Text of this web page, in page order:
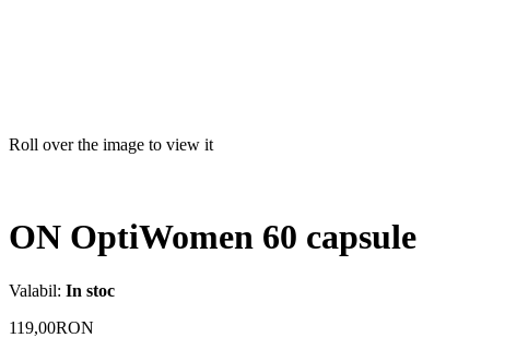
Roll over the image to view it
ON OptiWomen 60 capsule
Valabil: In stoc
119,00RON